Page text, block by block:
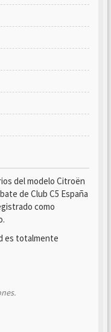
del modelo Citroën
de Club C5 España
como
es totalmente